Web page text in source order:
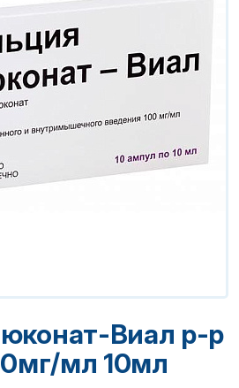
Виал р-р
мл 10мл